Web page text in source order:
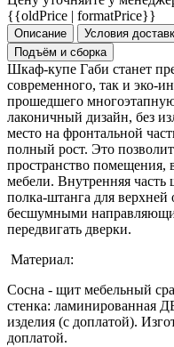
{{oldPrice | formatPrice}}
Описание Условия
Подъём и сборка
Шкаф-купе Габи станет
современного, так и эко-
прошедшего
лаконичный дизайн, без
место на фронтальной
полный рост. Это
пространство помещения,
мебели. Внутренняя часть
полка-штанга для
бесшумными
передвигать дверки.
Материал:
Сосна - щит мебельный
стенка: ламинированная
изделия (с доплатой).
доплатой.